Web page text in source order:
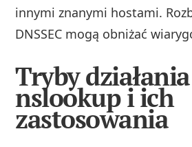
innymi znanymi hostami.
DNSSEC mogą obniżać
Tryby działania
nslookup i ich
zastosowania